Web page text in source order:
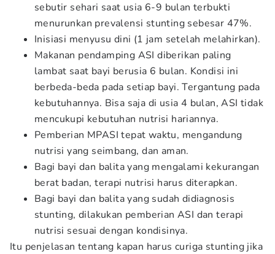
sebutir sehari saat usia 6-9 bulan terbukti
menurunkan prevalensi stunting sebesar 47%.
Inisiasi menyusu dini (1 jam setelah melahirkan).
Makanan pendamping ASI diberikan paling
lambat saat bayi berusia 6 bulan. Kondisi ini
berbeda-beda pada setiap bayi. Tergantung pada
kebutuhannya. Bisa saja di usia 4 bulan, ASI tidak
mencukupi kebutuhan nutrisi hariannya.
Pemberian MPASI tepat waktu, mengandung
nutrisi yang seimbang, dan aman.
Bagi bayi dan balita yang mengalami kekurangan
berat badan, terapi nutrisi harus diterapkan.
Bagi bayi dan balita yang sudah didiagnosis
stunting, dilakukan pemberian ASI dan terapi
nutrisi sesuai dengan kondisinya.
Itu penjelasan tentang kapan harus curiga stunting jika